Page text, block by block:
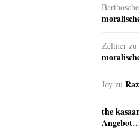
Zeltner zu
Joy zu
the